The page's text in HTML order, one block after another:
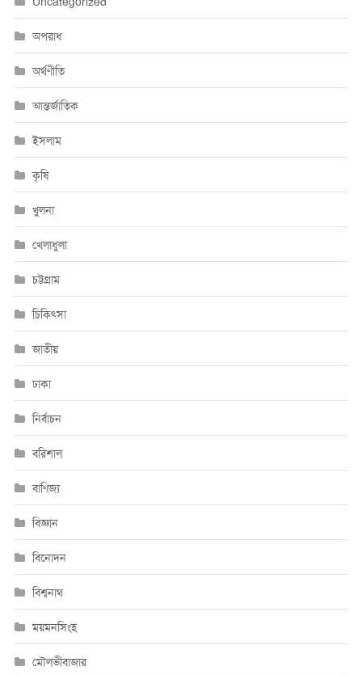
অপরাধ
অর্থণীতি
আন্তর্জাতিক
ইসলাম
কৃষি
খুলনা
খেলাধুলা
চট্টগ্রাম
চিকিৎসা
জাতীয়
ঢাকা
নির্বাচন
বরিশাল
বাণিজ্য
বিজ্ঞান
বিনোদন
বিশ্বনাথ
ময়মনসিংহ
মৌলভীবাজার